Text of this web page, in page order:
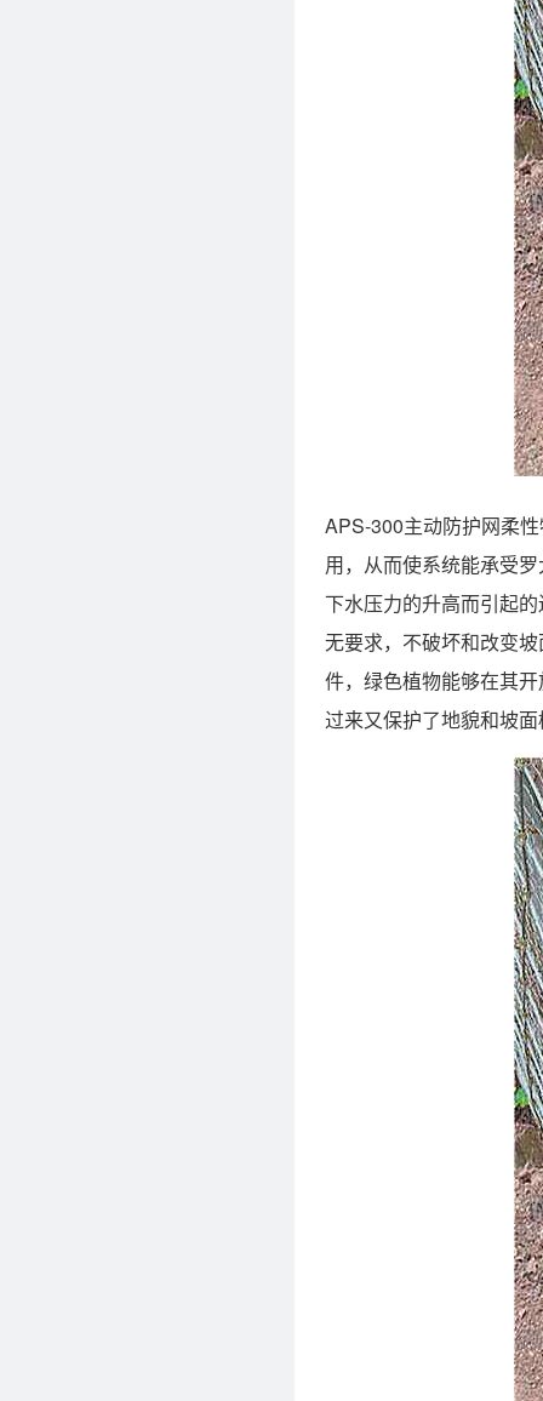
APS-300主动防护网柔
用，从而使系统能承受
下水压力的升高而引起
无要求，不破坏和改变
件，绿色植物能够在其
过来又保护了地貌和坡